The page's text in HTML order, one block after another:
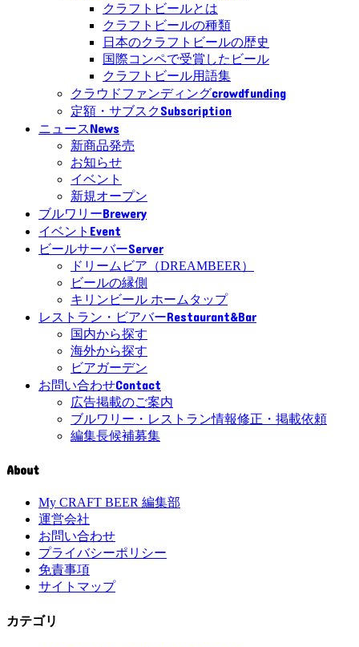
クラフトビールとは
クラフトビールの種類
日本のクラフトビールの歴史
国際コンペで受賞したビール
クラフトビール用語集
クラウドファンディングcrowdfunding
定額・サブスクSubscription
ニュースNews
新商品発売
お知らせ
イベント
新規オープン
ブルワリーBrewery
イベント Event
ビールサーバーServer
ドリームビア（DREAMBEER）
ビールの縁側
キリンビール ホームタップ
レストラン・ビアバーRestaurant&Bar
国内から探す
海外から探す
ビアガーデン
お問い合わせContact
広告掲載のご案内
ブルワリー・レストラン情報修正・掲載依頼
編集長候補募集
About
My CRAFT BEER 編集部
運営会社
お問い合わせ
プライバシーポリシー
免責事項
サイトマップ
カテゴリ